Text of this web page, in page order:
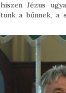
Jézus
a bűnnek, a